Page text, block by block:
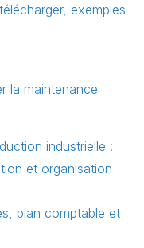
exemples
la maintenance
industrielle :
et organisation
plan comptable et